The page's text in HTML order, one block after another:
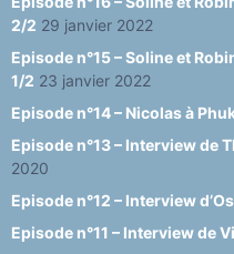
2/2 29 janvier 2022
Episode n°15 – Soline et
1/2 23 janvier 2022
Episode n°14 – Nicolas à
Episode n°13 – Interview de
2020
Episode n°12 – Interview
Episode n°11 – Interview de